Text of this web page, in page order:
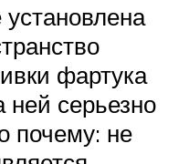
фартука
ней серьезно
почему: не